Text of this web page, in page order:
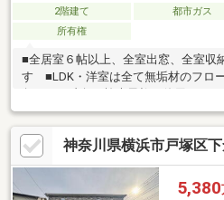
2階建て 都市ガス
所有権
■全居室６帖以上、全室出窓、全室
す ■LDK・洋室は全て無垢材のフロ
件を満たしていない為、再建築の際
下車庫：ＲＣ造陸屋根平屋建、床面
神奈川県横浜市戸塚区
5,380